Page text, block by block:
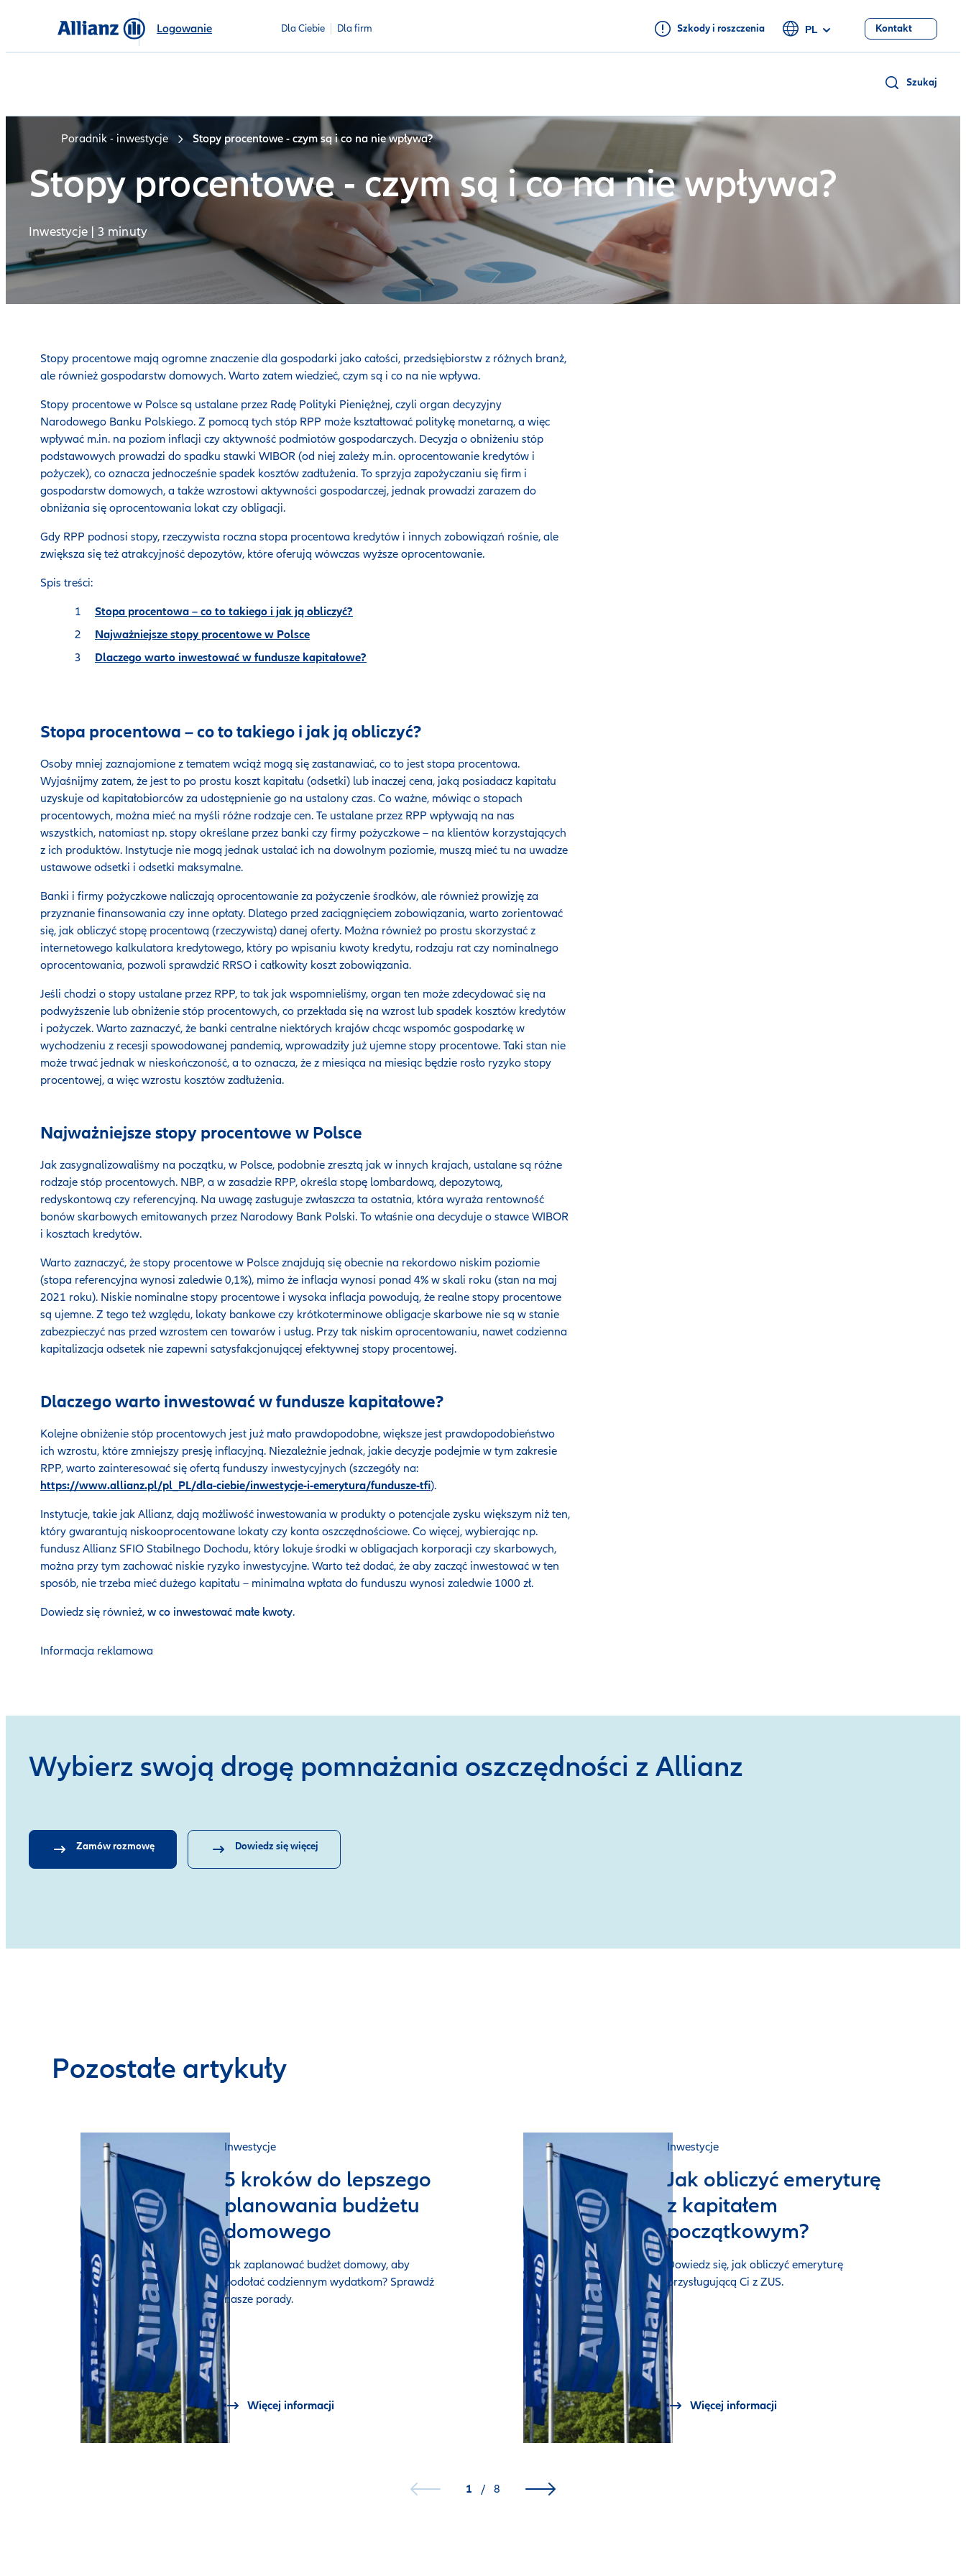
Logowanie Dla Ciebie Dla firm Szkody i roszczenia PL Kontakt
Szukaj
Poradnik - inwestycje Stopy procentowe - czym są i co na nie wpływa?
Stopy procentowe - czym są i co na nie wpływa?
Inwestycje | 3 minuty
Stopy procentowe mają ogromne znaczenie dla gospodarki jako całości, przedsiębiorstw z różnych branż,
ale również gospodarstw domowych. Warto zatem wiedzieć, czym są i co na nie wpływa.
Stopy procentowe w Polsce są ustalane przez Radę Polityki Pieniężnej, czyli organ decyzyjny
Narodowego Banku Polskiego. Z pomocą tych stóp RPP może kształtować politykę monetarną, a więc
wpływać m.in. na poziom inflacji czy aktywność podmiotów gospodarczych. Decyzja o obniżeniu stóp
podstawowych prowadzi do spadku stawki WIBOR (od niej zależy m.in. oprocentowanie kredytów i
pożyczek), co oznacza jednocześnie spadek kosztów zadłużenia. To sprzyja zapożyczaniu się firm i
gospodarstw domowych, a także wzrostowi aktywności gospodarczej, jednak prowadzi zarazem do
obniżania się oprocentowania lokat czy obligacji.
Gdy RPP podnosi stopy, rzeczywista roczna stopa procentowa kredytów i innych zobowiązań rośnie, ale
zwiększa się też atrakcyjność depozytów, które oferują wówczas wyższe oprocentowanie.
Spis treści:
Stopa procentowa – co to takiego i jak ją obliczyć?
Najważniejsze stopy procentowe w Polsce
Dlaczego warto inwestować w fundusze kapitałowe?
Stopa procentowa – co to takiego i jak ją obliczyć?
Osoby mniej zaznajomione z tematem wciąż mogą się zastanawiać, co to jest stopa procentowa.
Wyjaśnijmy zatem, że jest to po prostu koszt kapitału (odsetki) lub inaczej cena, jaką posiadacz kapitału
uzyskuje od kapitałobiorców za udostępnienie go na ustalony czas. Co ważne, mówiąc o stopach
procentowych, można mieć na myśli różne rodzaje cen. Te ustalane przez RPP wpływają na nas
wszystkich, natomiast np. stopy określane przez banki czy firmy pożyczkowe – na klientów korzystających
z ich produktów. Instytucje nie mogą jednak ustalać ich na dowolnym poziomie, muszą mieć tu na uwadze
ustawowe odsetki i odsetki maksymalne.
Banki i firmy pożyczkowe naliczają oprocentowanie za pożyczenie środków, ale również prowizję za
przyznanie finansowania czy inne opłaty. Dlatego przed zaciągnięciem zobowiązania, warto zorientować
się, jak obliczyć stopę procentową (rzeczywistą) danej oferty. Można również po prostu skorzystać z
internetowego kalkulatora kredytowego, który po wpisaniu kwoty kredytu, rodzaju rat czy nominalnego
oprocentowania, pozwoli sprawdzić RRSO i całkowity koszt zobowiązania.
Jeśli chodzi o stopy ustalane przez RPP, to tak jak wspomnieliśmy, organ ten może zdecydować się na
podwyższenie lub obniżenie stóp procentowych, co przekłada się na wzrost lub spadek kosztów kredytów
i pożyczek. Warto zaznaczyć, że banki centralne niektórych krajów chcąc wspomóc gospodarkę w
wychodzeniu z recesji spowodowanej pandemią, wprowadziły już ujemne stopy procentowe. Taki stan nie
może trwać jednak w nieskończoność, a to oznacza, że z miesiąca na miesiąc będzie rosło ryzyko stopy
procentowej, a więc wzrostu kosztów zadłużenia.
Najważniejsze stopy procentowe w Polsce
Jak zasygnalizowaliśmy na początku, w Polsce, podobnie zresztą jak w innych krajach, ustalane są różne
rodzaje stóp procentowych. NBP, a w zasadzie RPP, określa stopę lombardową, depozytową,
redyskontową czy referencyjną. Na uwagę zasługuje zwłaszcza ta ostatnia, która wyraża rentowność
bonów skarbowych emitowanych przez Narodowy Bank Polski. To właśnie ona decyduje o stawce WIBOR
i kosztach kredytów.
Warto zaznaczyć, że stopy procentowe w Polsce znajdują się obecnie na rekordowo niskim poziomie
(stopa referencyjna wynosi zaledwie 0,1%), mimo że inflacja wynosi ponad 4% w skali roku (stan na maj
2021 roku). Niskie nominalne stopy procentowe i wysoka inflacja powodują, że realne stopy procentowe
są ujemne. Z tego też względu, lokaty bankowe czy krótkoterminowe obligacje skarbowe nie są w stanie
zabezpieczyć nas przed wzrostem cen towarów i usług. Przy tak niskim oprocentowaniu, nawet codzienna
kapitalizacja odsetek nie zapewni satysfakcjonującej efektywnej stopy procentowej.
Dlaczego warto inwestować w fundusze kapitałowe?
Kolejne obniżenie stóp procentowych jest już mało prawdopodobne, większe jest prawdopodobieństwo
ich wzrostu, które zmniejszy presję inflacyjną. Niezależnie jednak, jakie decyzje podejmie w tym zakresie
RPP, warto zainteresować się ofertą funduszy inwestycyjnych (szczegóły na:
https://www.allianz.pl/pl_PL/dla-ciebie/inwestycje-i-emerytura/fundusze-tfi).
Instytucje, takie jak Allianz, dają możliwość inwestowania w produkty o potencjale zysku większym niż ten,
który gwarantują niskooprocentowane lokaty czy konta oszczędnościowe. Co więcej, wybierając np.
fundusz Allianz SFIO Stabilnego Dochodu, który lokuje środki w obligacjach korporacji czy skarbowych,
można przy tym zachować niskie ryzyko inwestycyjne. Warto też dodać, że aby zacząć inwestować w ten
sposób, nie trzeba mieć dużego kapitału – minimalna wpłata do funduszu wynosi zaledwie 1000 zł.
Dowiedz się również, w co inwestować małe kwoty.
Informacja reklamowa
Wybierz swoją drogę pomnażania oszczędności z Allianz
Zamów rozmowę Dowiedz się więcej
Pozostałe artykuły
Inwestycje
5 kroków do lepszego
planowania budżetu
domowego
Jak zaplanować budżet domowy, aby
podołać codziennym wydatkom? Sprawdź
nasze porady.
Więcej informacji
Inwestycje
Jak obliczyć emeryturę
z kapitałem
początkowym?
Dowiedz się, jak obliczyć emeryturę
przysługującą Ci z ZUS.
Więcej informacji
1 / 8